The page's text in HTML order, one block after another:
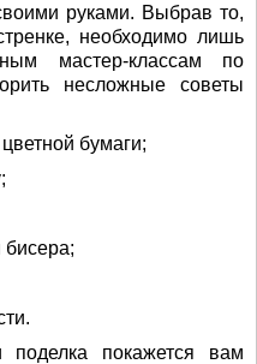
руками. Выбрав то,
необходимо лишь
мастер-классам по
несложные советы
бумаги;
бисера;
поделка покажется вам